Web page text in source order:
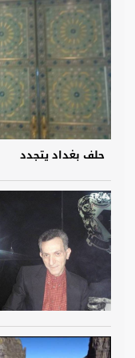
حلف بغداد يتجدد